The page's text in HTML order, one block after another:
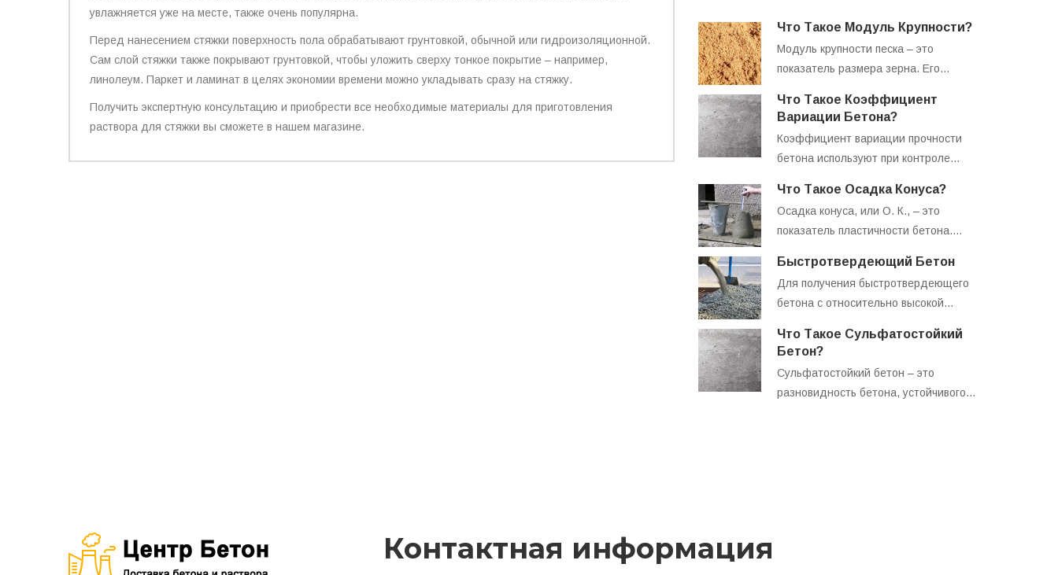
увлажняется уже на месте, также очень популярна.
Перед нанесением стяжки поверхность пола обрабатывают грунтовкой, обычной или гидроизоляционной.
Сам слой стяжки также покрывают грунтовкой, чтобы уложить сверху тонкое покрытие – например,
линолеум. Паркет и ламинат в целях экономии времени можно укладывать сразу на стяжку.
Получить экспертную консультацию и приобрести все необходимые материалы для приготовления
раствора для стяжки вы сможете в нашем магазине.
Что Такое Модуль Крупности?
Модуль крупности песка – это
показатель размера зерна. Его…
Что Такое Коэффициент
Вариации Бетона?
Коэффициент вариации прочности
бетона используют при контроле…
Что Такое Осадка Конуса?
Осадка конуса, или О. К., – это
показатель пластичности бетона.…
Быстротвердеющий Бетон
Для получения быстротвердеющего
бетона с относительно высокой…
Что Такое Сульфатостойкий
Бетон?
Сульфатостойкий бетон – это
разновидность бетона, устойчивого…
Контактная информация